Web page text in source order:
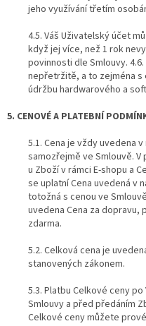
jeho využívání třetím
4.5. Váš Uživatelský účet
když jej více, než 1 rok
povinnosti dle Smlouvy.
nepřetržitě, a to zejména s
údržbu hardwarového a
5. CENOVÉ A PLATEBNÍ
5.1. Cena je vždy uvedena
samozřejmě ve Smlouvě.
u Zboží v rámci E-shopu a
se uplatní Cena uvedená v
totožná s cenou ve
uvedena Cena za
zdarma.
5.2. Celková cena je
stanovených zákonem.
5.3. Platbu Celkové ceny
Smlouvy a před předáním
Celkové ceny můžete